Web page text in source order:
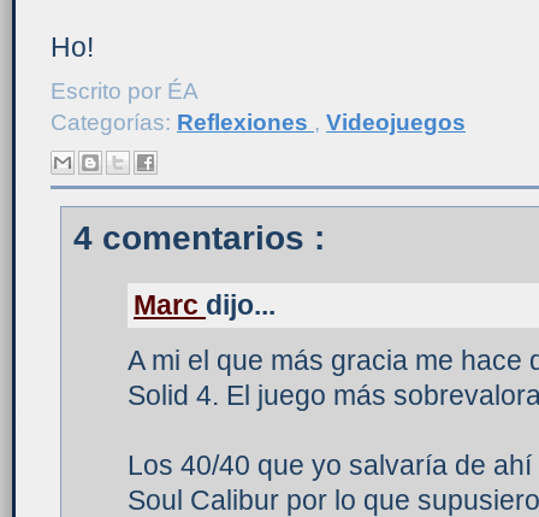
Ho!
Escrito por ÉA
Categorías: Reflexiones , Videojuegos
4 comentarios :
Marc dijo...
A mi el que más gracia me hace
Solid 4. El juego más
Los 40/40 que yo salvaría de
Soul Calibur por lo que